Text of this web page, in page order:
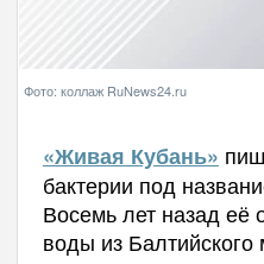
Фото: коллаж RuNews24.ru
«Живая Кубань»
бактерии под
Восемь лет назад её
воды из Балтийского